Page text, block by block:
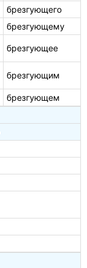
брезгующего
брезгующему
брезгующее
брезгующим
брезгующем